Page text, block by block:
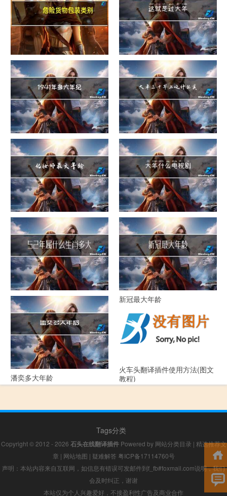
危险货物包装类别 这就是过大年
1941年多大年纪 大年三十早上吃什么美白
化妆师最大年龄 大年什么电视剧
52年属什么生肖多大年龄 新冠最大年龄
潘奕多大年龄
火车头翻译插件使用方法(图文
教程)
Tags分类
Copyright © 2012 - 2026 石头在线翻译插件Powered by 网站分类目录 | 精选推荐文
章 | 网站地图 | 疑难解答 粤ICP备17114760号
声明：本站内容来自互联网，如信息有错误可发邮件到f_fb#foxmail.com说明，我们
会及时纠正，谢谢
本站仅为个人兴趣爱好，不接盈利性广告及商业合作